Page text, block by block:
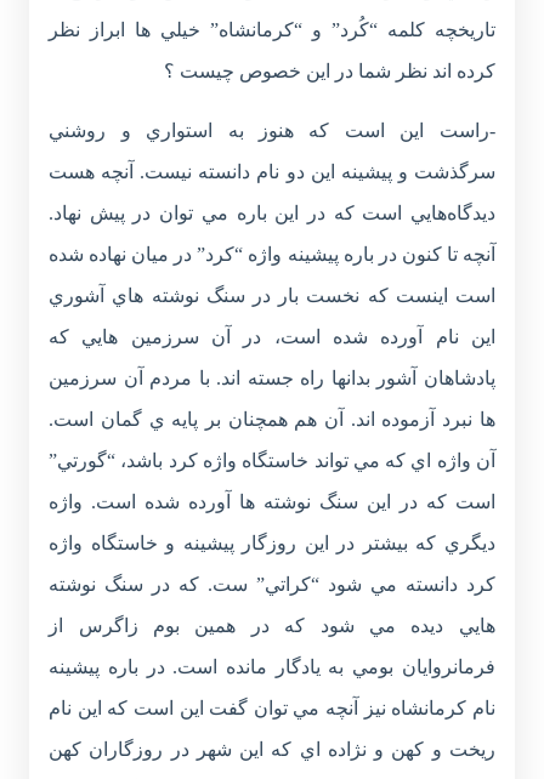
تاريخچه کلمه “کُرد” و “کرمانشاه” خيلي ها ابراز نظر
کرده اند نظر شما در اين خصوص چيست ؟
-راست اين است که هنوز به استواري و روشني
سرگذشت و پيشينه اين دو نام دانسته نيست. آنچه هست
ديدگاه‌هايي است که در اين باره مي توان در پيش نهاد.
آنچه تا کنون در باره پيشينه واژه “کرد” در ميان نهاده شده
است اينست که نخست بار در سنگ نوشته هاي آشوري
اين نام آورده شده است، در آن سرزمين هايي که
پادشاهان آشور بدانها راه جسته اند. با مردم آن سرزمين
ها نبرد آزموده اند. آن هم همچنان بر پايه ي گمان است.
آن واژه اي که مي تواند خاستگاه واژه کرد باشد، “گورتي”
است که در اين سنگ نوشته ها آورده شده است. واژه
ديگري که بيشتر در اين روزگار پيشينه و خاستگاه واژه
کرد دانسته مي شود “کراتي” ست. که در سنگ نوشته
هايي ديده مي شود که در همين بوم زاگرس از
فرمانروايان بومي به يادگار مانده است. در باره پيشينه
نام کرمانشاه نيز آنچه مي توان گفت اين است که اين نام
ريخت و کهن و نژاده اي که اين شهر در روزگاران کهن